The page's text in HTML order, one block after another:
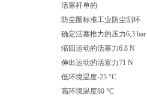
活塞杆单的
防尘圈标准工业防尘刮环
确定活塞推力的压力6,3 bar
缩回运动的活塞力6.8 N
伸出运动的活塞力71 N
低环境温度-25 °C
高环境温度80 °C